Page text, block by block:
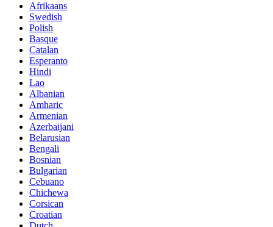
Afrikaans
Swedish
Polish
Basque
Catalan
Esperanto
Hindi
Lao
Albanian
Amharic
Armenian
Azerbaijani
Belarusian
Bengali
Bosnian
Bulgarian
Cebuano
Chichewa
Corsican
Croatian